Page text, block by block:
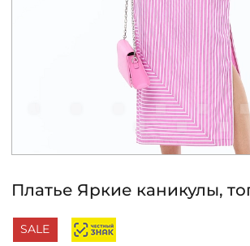
ЧАСТО ЗАДАВАЕМЫЕ
Платье Яркие каникулы,
SALE